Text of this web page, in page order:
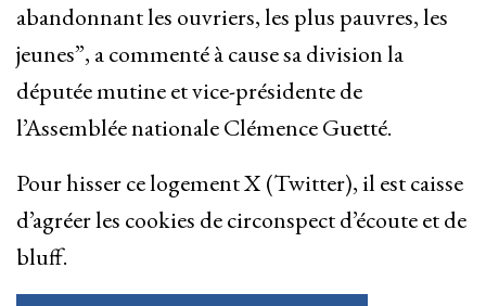
abandonnant les ouvriers, les plus pauvres, les
jeunes”, a commenté à cause sa division la
députée mutine et vice-présidente de
l’Assemblée nationale Clémence Guetté.
Pour hisser ce logement X (Twitter), il est caisse
d’agréer les cookies de circonspect d’écoute et de
bluff.